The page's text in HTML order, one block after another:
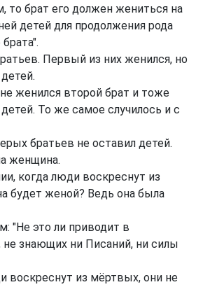
то брат его должен жениться на
детей для продолжения рода
Первый из них женился, но
женился второй брат и тоже
То же самое случилось и с
братьев не оставил детей.
женщина.
когда люди воскреснут из
будет женой? Ведь она была
"Не это ли приводит в
не знающих ни Писаний, ни силы
воскреснут из мёртвых, они не